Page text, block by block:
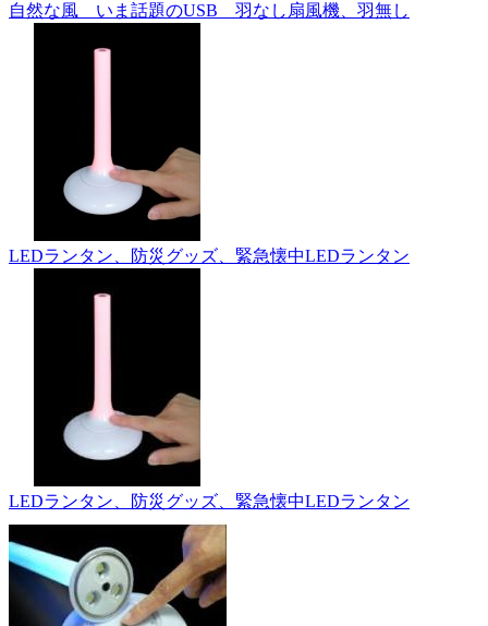
自然な風 いま話題のUSB 羽なし扇風機、羽無し
LEDランタン、防災グッズ、緊急懐中LEDランタン
LEDランタン、防災グッズ、緊急懐中LEDランタン